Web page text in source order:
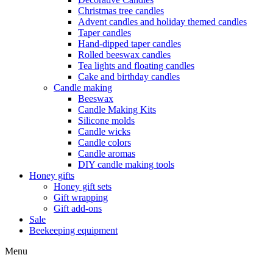
Christmas tree candles
Advent candles and holiday themed candles
Taper candles
Hand-dipped taper candles
Rolled beeswax candles
Tea lights and floating candles
Cake and birthday candles
Candle making
Beeswax
Candle Making Kits
Silicone molds
Candle wicks
Candle colors
Candle aromas
DIY candle making tools
Honey gifts
Honey gift sets
Gift wrapping
Gift add-ons
Sale
Beekeeping equipment
Menu